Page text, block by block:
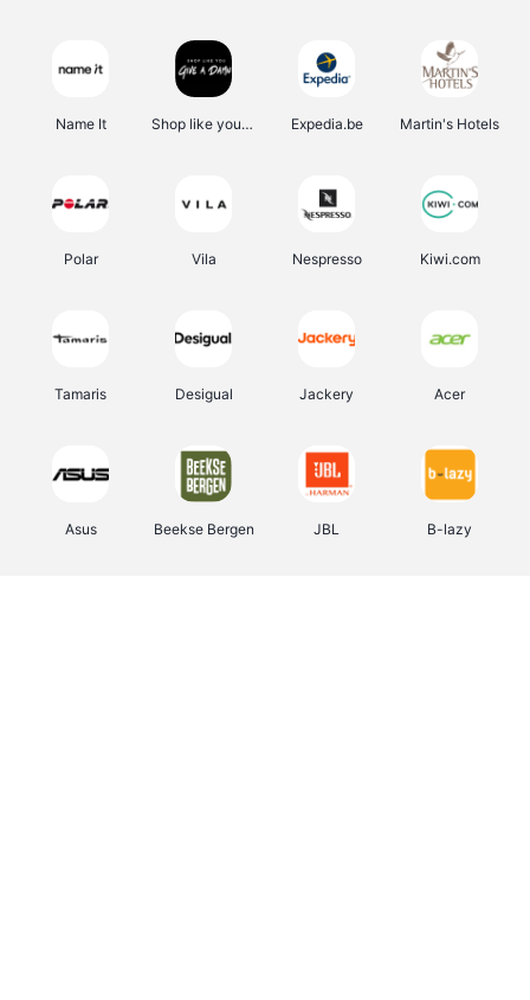
Name It Shop like you Give A Damn Expedia.be Martin's Hotels
Polar Vila Nespresso Kiwi.com
Tamaris Desigual Jackery Acer
Asus Beekse Bergen JBL B-lazy